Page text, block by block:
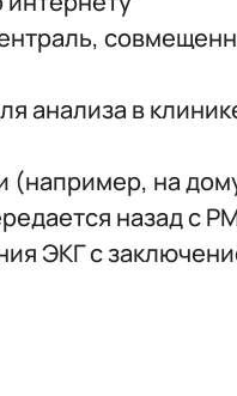
в
на дому у
назад с
ЭКГ с